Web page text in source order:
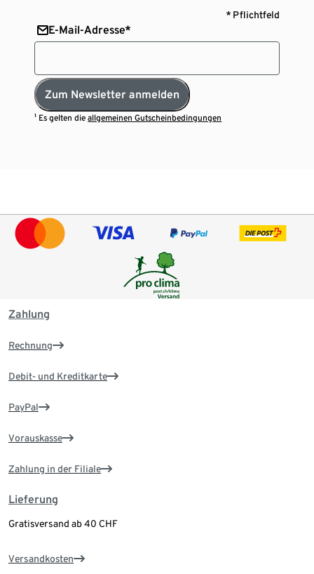
* Pflichtfeld
E-Mail-Adresse*
Zum Newsletter anmelden
¹ Es gelten dieallgemeinen Gutscheinbedingungen
Zahlung
Rechnung
Debit- und Kreditkarte
PayPal
Vorauskasse
Zahlung in der Filiale
Lieferung
Gratisversand ab 40 CHF
Versandkosten